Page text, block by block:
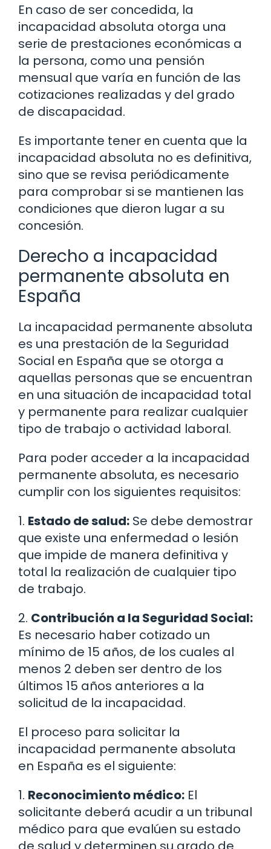
En caso de ser concedida, la
incapacidad absoluta otorga una
serie de prestaciones económicas a
la persona, como una pensión
mensual que varía en función de las
cotizaciones realizadas y del grado
de discapacidad.
Es importante tener en cuenta que la
incapacidad absoluta no es definitiva,
sino que se revisa periódicamente
para comprobar si se mantienen las
condiciones que dieron lugar a su
concesión.
Derecho a incapacidad
permanente absoluta en
España
La incapacidad permanente absoluta
es una prestación de la Seguridad
Social en España que se otorga a
aquellas personas que se encuentran
en una situación de incapacidad total
y permanente para realizar cualquier
tipo de trabajo o actividad laboral.
Para poder acceder a la incapacidad
permanente absoluta, es necesario
cumplir con los siguientes requisitos:
1. Estado de salud: Se debe demostrar
que existe una enfermedad o lesión
que impide de manera definitiva y
total la realización de cualquier tipo
de trabajo.
2. Contribución a la Seguridad Social:
Es necesario haber cotizado un
mínimo de 15 años, de los cuales al
menos 2 deben ser dentro de los
últimos 15 años anteriores a la
solicitud de la incapacidad.
El proceso para solicitar la
incapacidad permanente absoluta
en España es el siguiente:
1. Reconocimiento médico: El
solicitante deberá acudir a un tribunal
médico para que evalúen su estado